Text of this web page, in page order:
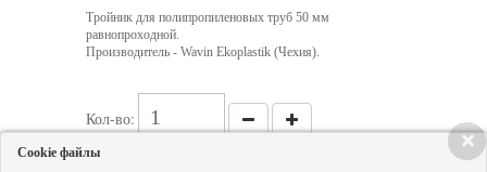
Тройник для полипропиленовых труб 50 мм
равнопроходной.
Производитель - Wavin Ekoplastik (Чехия).
Кол-во:
×
Cookie файлы